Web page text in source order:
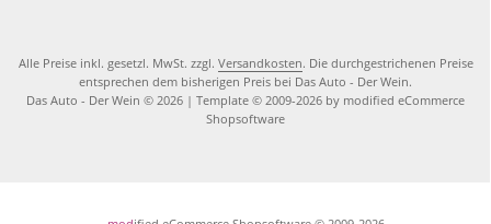
Alle Preise inkl. gesetzl. MwSt. zzgl. Versandkosten. Die durchgestrichenen Preise
entsprechen dem bisherigen Preis bei Das Auto - Der Wein.
Das Auto - Der Wein © 2026 | Template © 2009-2026 by modified eCommerce
Shopsoftware